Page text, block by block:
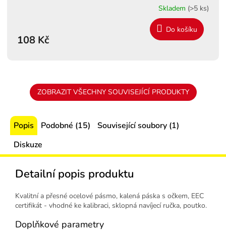
Skladem (>5 ks)
108 Kč
Do košíku
ZOBRAZIT VŠECHNY SOUVISEJÍCÍ PRODUKTY
Popis Podobné (15)
Související soubory (1)
Diskuze
Detailní popis produktu
Kvalitní a přesné ocelové pásmo, kalená páska s očkem, EEC
certifikát - vhodné ke kalibraci, sklopná navíjecí ručka, poutko.
Doplňkové parametry